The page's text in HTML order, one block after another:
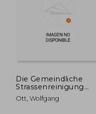
Die Gemeindliche
Strassenreinigung
ALS Natural- Und
Geldlast (en Alemán)
Ott, Wolfgang